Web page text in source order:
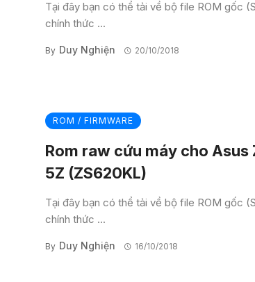
Tại đây bạn có thể tải về bộ file ROM gốc
chính thức ...
By Duy Nghiện 20/10/2018
ROM / FIRMWARE
Rom raw cứu máy cho Asus
5Z (ZS620KL)
Tại đây bạn có thể tải về bộ file ROM gốc
chính thức ...
By Duy Nghiện 16/10/2018